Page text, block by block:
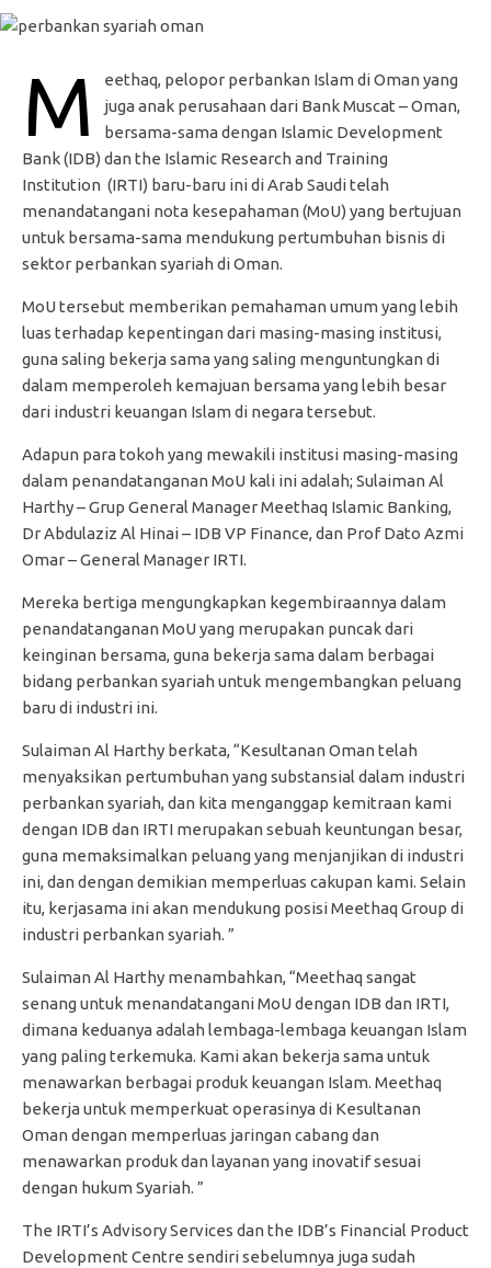
M
eethaq, pelopor perbankan Islam di Oman yang
juga anak perusahaan dari Bank Muscat – Oman,
bersama-sama dengan Islamic Development
Bank (IDB) dan the Islamic Research and Training
Institution (IRTI) baru-baru ini di Arab Saudi telah
menandatangani nota kesepahaman (MoU) yang bertujuan
untuk bersama-sama mendukung pertumbuhan bisnis di
sektor perbankan syariah di Oman.
MoU tersebut memberikan pemahaman umum yang lebih
luas terhadap kepentingan dari masing-masing institusi,
guna saling bekerja sama yang saling menguntungkan di
dalam memperoleh kemajuan bersama yang lebih besar
dari industri keuangan Islam di negara tersebut.
Adapun para tokoh yang mewakili institusi masing-masing
dalam penandatanganan MoU kali ini adalah; Sulaiman Al
Harthy – Grup General Manager Meethaq Islamic Banking,
Dr Abdulaziz Al Hinai – IDB VP Finance, dan Prof Dato Azmi
Omar – General Manager IRTI.
Mereka bertiga mengungkapkan kegembiraannya dalam
penandatanganan MoU yang merupakan puncak dari
keinginan bersama, guna bekerja sama dalam berbagai
bidang perbankan syariah untuk mengembangkan peluang
baru di industri ini.
Sulaiman Al Harthy berkata, “Kesultanan Oman telah
menyaksikan pertumbuhan yang substansial dalam industri
perbankan syariah, dan kita menganggap kemitraan kami
dengan IDB dan IRTI merupakan sebuah keuntungan besar,
guna memaksimalkan peluang yang menjanjikan di industri
ini, dan dengan demikian memperluas cakupan kami. Selain
itu, kerjasama ini akan mendukung posisi Meethaq Group di
industri perbankan syariah. ”
Sulaiman Al Harthy menambahkan, “Meethaq sangat
senang untuk menandatangani MoU dengan IDB dan IRTI,
dimana keduanya adalah lembaga-lembaga keuangan Islam
yang paling terkemuka. Kami akan bekerja sama untuk
menawarkan berbagai produk keuangan Islam. Meethaq
bekerja untuk memperkuat operasinya di Kesultanan
Oman dengan memperluas jaringan cabang dan
menawarkan produk dan layanan yang inovatif sesuai
dengan hukum Syariah. ”
The IRTI’s Advisory Services dan the IDB’s Financial Product
Development Centre sendiri sebelumnya juga sudah